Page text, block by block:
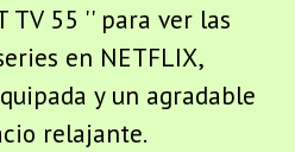
TV 55 '' para ver las
en NETFLIX,
y un agradable
relajante.